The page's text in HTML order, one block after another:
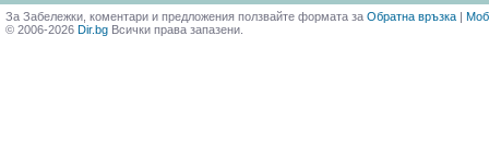
За Забележки, коментари и предложения ползвайте формата за Обратна връзка |
© 2006-2026 Dir.bg Всички права запазени.